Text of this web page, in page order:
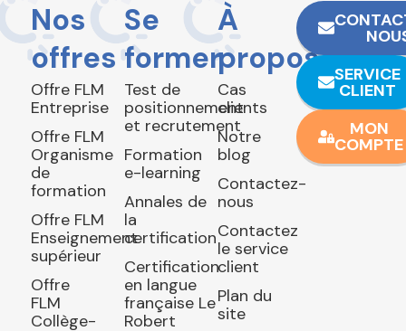
Nos
offres
Offre FLM
Entreprise
Offre FLM
Organisme
de
formation
Offre FLM
Enseignement
supérieur
Offre
FLM
Collège-
Se
former
Test de
positionnement
et recrutement
Formation
e-learning
Annales de
la
certification
Certification
en langue
française Le
Robert
À
propos
Cas
clients
Notre
blog
Contactez-
nous
Contactez
le service
client
Plan du
site
SERVICE
CLIENT
MON
COMPTE